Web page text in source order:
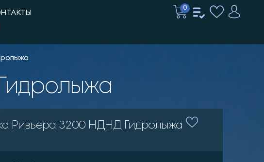
0
Ривьера 3200 НДНД Гидролыжа